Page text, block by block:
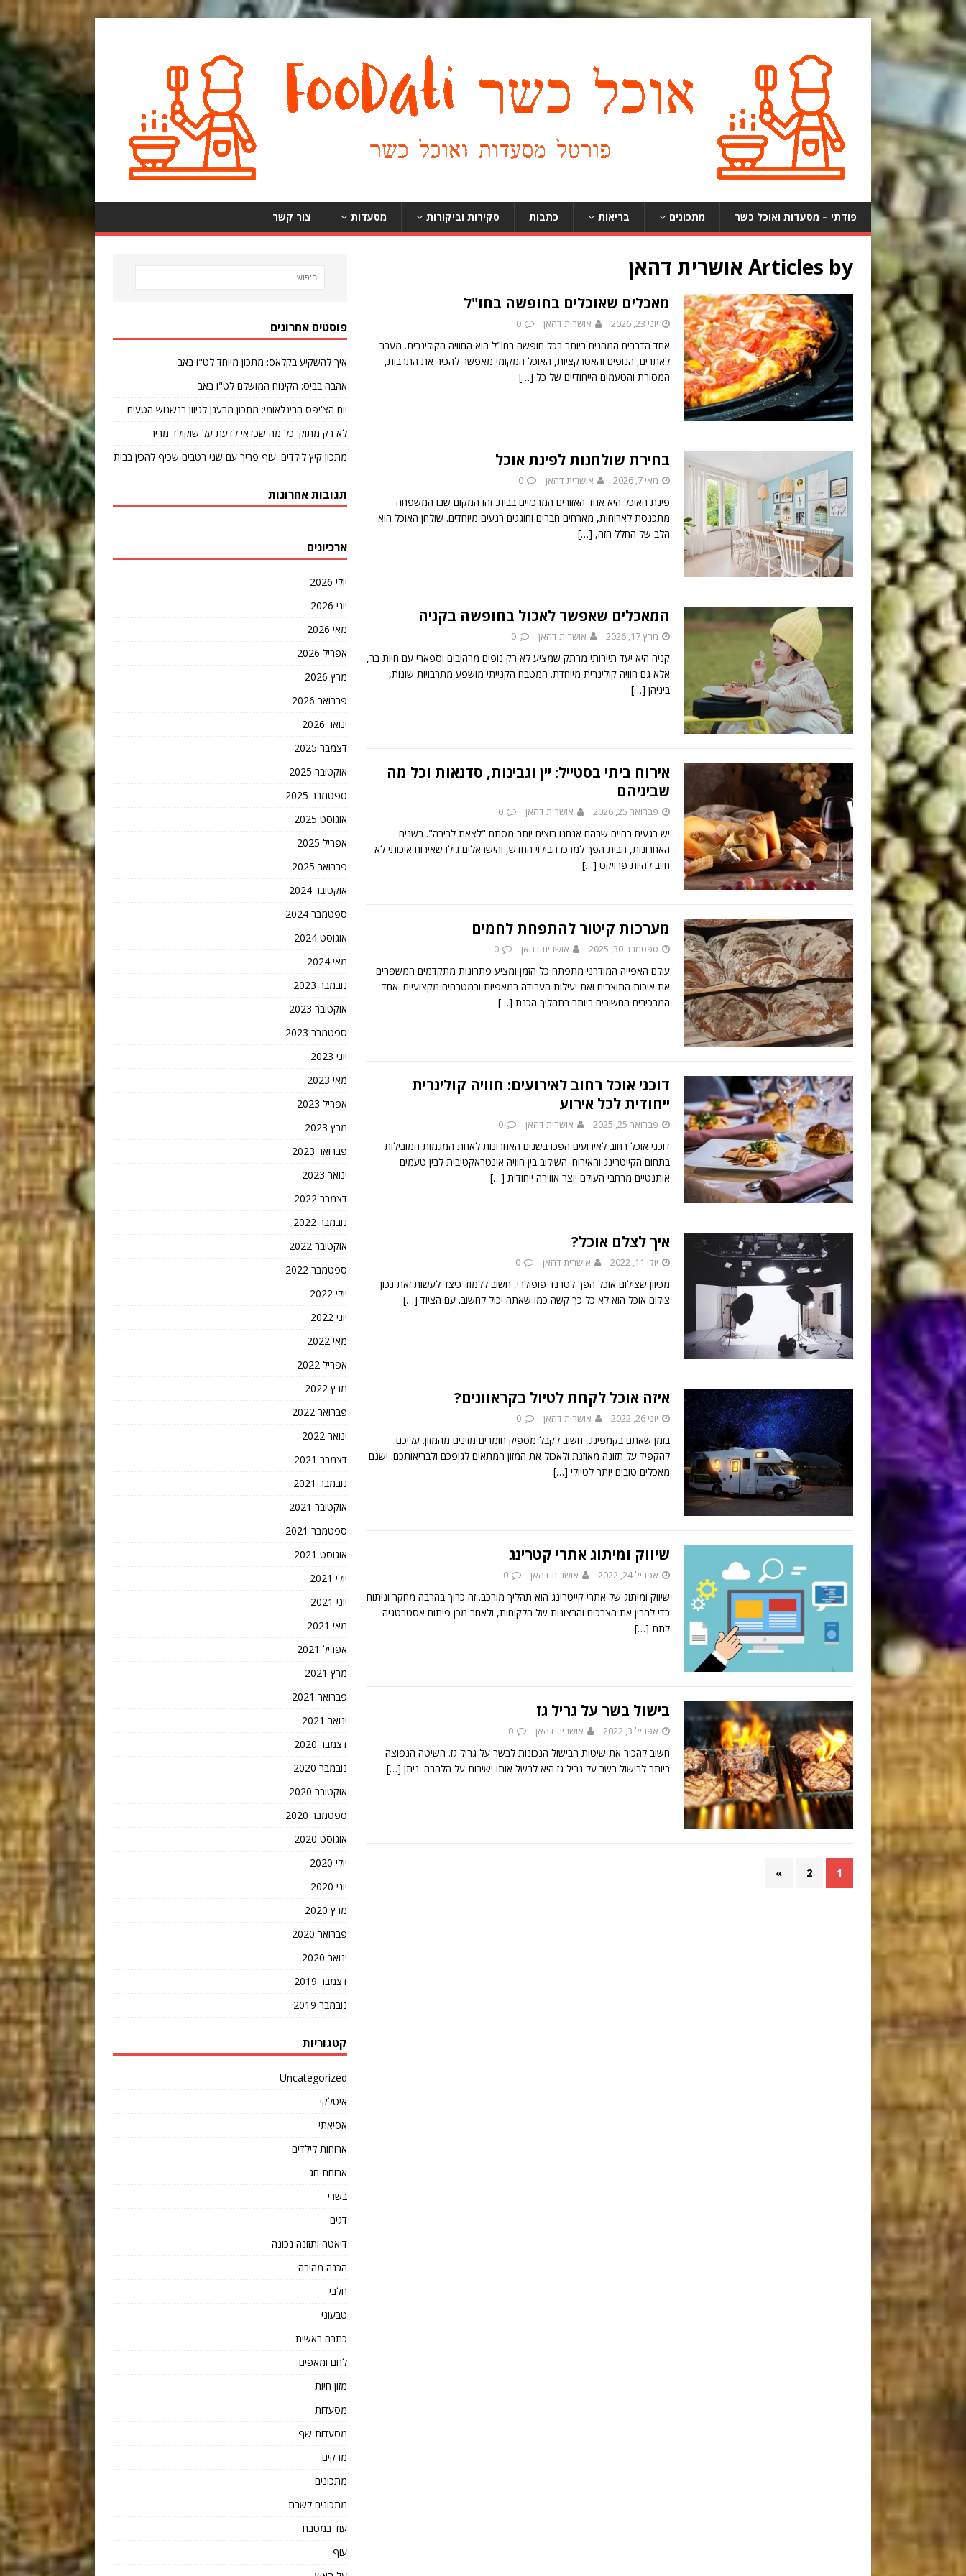
פודתי – מסעדות ואוכל כשר מתכונים בריאות כתבות סקירות וביקורות מסעדות צור קשר
Articles by אושרית דהאן
מאכלים שאוכלים בחופשה בחו"ל
יוני 23, 2026 אושרית דהאן 0
אחד הדברים המהנים ביותר בכל חופשה בחו"ל הוא החוויה הקולינרית. מעבר
לאתרים, הנופים והאטרקציות, האוכל המקומי מאפשר להכיר את התרבות,
המסורת והטעמים הייחודיים של כל […]
בחירת שולחנות לפינת אוכל
מאי 7, 2026 אושרית דהאן 0
פינת האוכל היא אחד האזורים המרכזיים בבית. זהו המקום שבו המשפחה
מתכנסת לארוחות, מארחים חברים וחוגגים רגעים מיוחדים. שולחן האוכל הוא
הלב של החלל הזה, […]
המאכלים שאפשר לאכול בחופשה בקניה
מרץ 17, 2026 אושרית דהאן 0
קניה היא יעד תיירותי מרתק שמציע לא רק נופים מרהיבים וספארי עם חיות בר,
אלא גם חוויה קולינרית מיוחדת. המטבח הקנייתי מושפע מתרבויות שונות,
ביניהן […]
אירוח ביתי בסטייל: יין וגבינות, סדנאות וכל מה
שביניהם
פברואר 25, 2026 אושרית דהאן 0
יש רגעים בחיים שבהם אנחנו רוצים יותר מסתם "לצאת לבירה". בשנים
האחרונות, הבית הפך למרכז הבילוי החדש, והישראלים גילו שאירוח איכותי לא
חייב להיות פרויקט […]
מערכות קיטור להתפחת לחמים
ספטמבר 30, 2025 אושרית דהאן 0
עולם האפייה המודרני מתפתח כל הזמן ומציע פתרונות מתקדמים המשפרים
את איכות התוצרים ואת יעילות העבודה במאפיות ובמטבחים מקצועיים. אחד
המרכיבים החשובים ביותר בתהליך הכנת […]
דוכני אוכל רחוב לאירועים: חוויה קולינרית
ייחודית לכל אירוע
פברואר 25, 2025 אושרית דהאן 0
דוכני אוכל רחוב לאירועים הפכו בשנים האחרונות לאחת המגמות המובילות
בתחום הקייטרינג והאירוח. השילוב בין חוויה אינטראקטיבית לבין טעמים
אותנטיים מרחבי העולם יוצר אווירה ייחודית […]
איך לצלם אוכל?
יולי 11, 2022 אושרית דהאן 0
מכיוון שצילום אוכל הפך לטרנד פופולרי, חשוב ללמוד כיצד לעשות זאת נכון.
צילום אוכל הוא לא כל כך קשה כמו שאתה יכול לחשוב. עם הציוד […]
איזה אוכל לקחת לטיול בקראוונים?
יוני 26, 2022 אושרית דהאן 0
בזמן שאתם בקמפינג, חשוב לקבל מספיק חומרים מזינים מהמזון. עליכם
להקפיד על תזונה מאוזנת ולאכול את המזון המתאים לגופכם ולבריאותכם. ישנם
מאכלים טובים יותר לטיולי […]
שיווק ומיתוג אתרי קטרינג
אפריל 24, 2022 אושרית דהאן 0
שיווק ומיתוג של אתרי קייטרינג הוא תהליך מורכב. זה כרוך בהרבה מחקר וניתוח
כדי להבין את הצרכים והרצונות של הלקוחות, ולאחר מכן פיתוח אסטרטגיה
לתת […]
בישול בשר על גריל גז
אפריל 3, 2022 אושרית דהאן 0
חשוב להכיר את שיטות הבישול הנכונות לבשר על גריל גז. השיטה הנפוצה
ביותר לבישול בשר על גריל גז היא לבשל אותו ישירות על הלהבה. ניתן […]
1
2
»
פוסטים אחרונים
איך להשקיע בקלאס: מתכון מיוחד לט"ו באב
אהבה בביס: הקינוח המושלם לט"ו באב
יום הצ'יפס הבינלאומי: מתכון מרענן לגיוון בנשנוש הטעים
לא רק מתוק: כל מה שכדאי לדעת על שוקולד מריר
מתכון קיץ לילדים: עוף פריך עם שני רטבים שכיף להכין בבית
תגובות אחרונות
ארכיונים
יולי 2026
יוני 2026
מאי 2026
אפריל 2026
מרץ 2026
פברואר 2026
ינואר 2026
דצמבר 2025
אוקטובר 2025
ספטמבר 2025
אוגוסט 2025
אפריל 2025
פברואר 2025
אוקטובר 2024
ספטמבר 2024
אוגוסט 2024
מאי 2024
נובמבר 2023
אוקטובר 2023
ספטמבר 2023
יוני 2023
מאי 2023
אפריל 2023
מרץ 2023
פברואר 2023
ינואר 2023
דצמבר 2022
נובמבר 2022
אוקטובר 2022
ספטמבר 2022
יולי 2022
יוני 2022
מאי 2022
אפריל 2022
מרץ 2022
פברואר 2022
ינואר 2022
דצמבר 2021
נובמבר 2021
אוקטובר 2021
ספטמבר 2021
אוגוסט 2021
יולי 2021
יוני 2021
מאי 2021
אפריל 2021
מרץ 2021
פברואר 2021
ינואר 2021
דצמבר 2020
נובמבר 2020
אוקטובר 2020
ספטמבר 2020
אוגוסט 2020
יולי 2020
יוני 2020
מרץ 2020
פברואר 2020
ינואר 2020
דצמבר 2019
נובמבר 2019
קטגוריות
Uncategorized
איטלקי
אסיאתי
ארוחות לילדים
ארוחת חג
בשרי
דגים
דיאטה ותזונה נכונה
הכנה מהירה
חלבי
טבעוני
כתבה ראשית
לחם ומאפים
מזון חיות
מסעדות
מסעדות שף
מרקים
מתכונים
מתכונים לשבת
עוד במטבח
עוף